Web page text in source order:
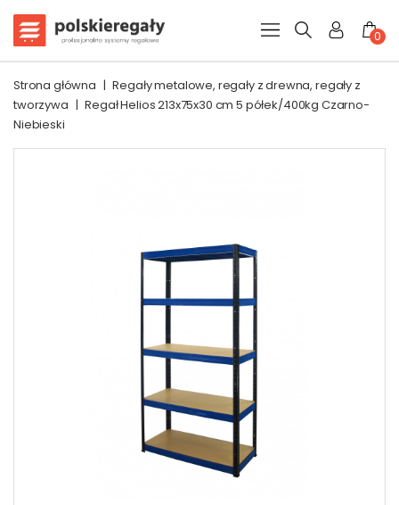
0
Strona główna | Regały metalowe, regały z drewna, regały z
tworzywa | Regał Helios 213x75x30 cm 5 półek/400kg Czarno-
Niebieski